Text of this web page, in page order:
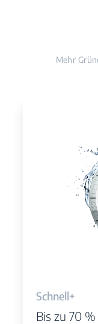
Mehr
Schnell+
Bis zu 70